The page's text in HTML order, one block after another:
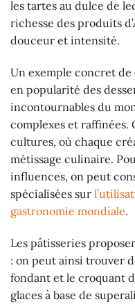
les tartes au dulce de
richesse des produits
douceur et intensité.
Un exemple concret
en popularité des
incontournables du
complexes et raffinées.
cultures, où chaque
métissage culinaire.
influences, on peut
spécialisées sur
gastronomie mondiale.
Les pâtisseries
: on peut ainsi trouver
fondant et le croquant
glaces à base de